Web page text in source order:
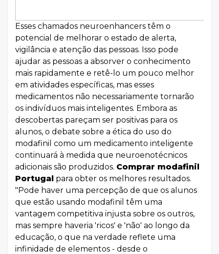
Esses chamados neuroenhancers têm o
potencial de melhorar o estado de alerta,
vigilância e atenção das pessoas. Isso pode
ajudar as pessoas a absorver o conhecimento
mais rapidamente e retê-lo um pouco melhor
em atividades específicas, mas esses
medicamentos não necessariamente tornarão
os indivíduos mais inteligentes. Embora as
descobertas pareçam ser positivas para os
alunos, o debate sobre a ética do uso do
modafinil como um medicamento inteligente
continuará à medida que neuroenotécnicos
adicionais são produzidos. Comprar modafinil
Portugal para obter os melhores resultados.
"Pode haver uma percepção de que os alunos
que estão usando modafinil têm uma
vantagem competitiva injusta sobre os outros,
mas sempre haveria 'ricos' e 'não' ao longo da
educação, o que na verdade reflete uma
infinidade de elementos - desde o